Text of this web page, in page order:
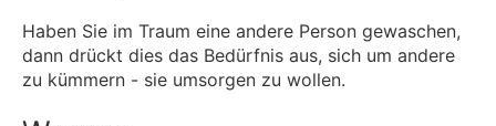
Haben Sie im Traum eine andere Person gewaschen,
dann drückt dies das Bedürfnis aus, sich um andere
zu kümmern - sie umsorgen zu wollen.